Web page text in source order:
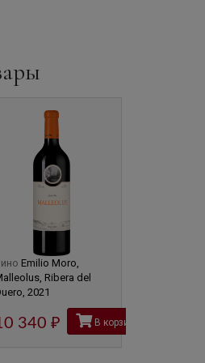
Emilio Moro,
Ribera del
2021
340 рубВ корзину